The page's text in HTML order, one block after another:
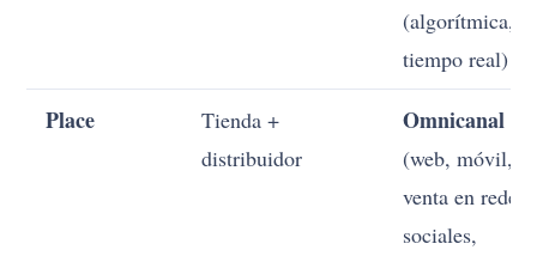
(algorítmica,
tiempo real)
Place
Tienda +
distribuidor
Omnicanal
(web, móvil,
venta en redes
sociales,